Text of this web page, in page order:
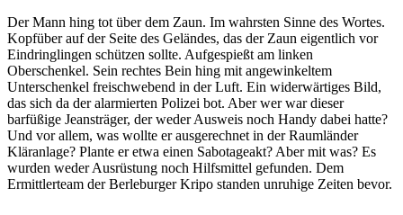
Der Mann hing tot über dem Zaun. Im wahrsten Sinne des Wortes.
Kopfüber auf der Seite des Geländes, das der Zaun eigentlich vor
Eindringlingen schützen sollte. Aufgespießt am linken
Oberschenkel. Sein rechtes Bein hing mit angewinkeltem
Unterschenkel freischwebend in der Luft. Ein widerwärtiges Bild,
das sich da der alarmierten Polizei bot. Aber wer war dieser
barfüßige Jeansträger, der weder Ausweis noch Handy dabei hatte?
Und vor allem, was wollte er ausgerechnet in der Raumländer
Kläranlage? Plante er etwa einen Sabotageakt? Aber mit was? Es
wurden weder Ausrüstung noch Hilfsmittel gefunden. Dem
Ermittlerteam der Berleburger Kripo standen unruhige Zeiten bevor.